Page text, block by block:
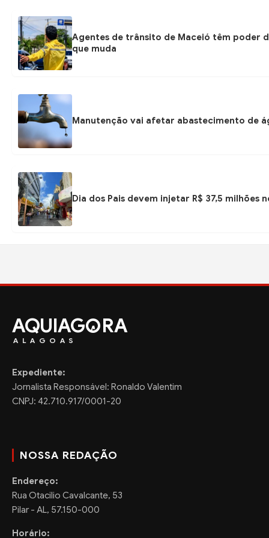
Agentes de trânsito de Maceió têm poder
que muda
Manutenção vai afetar abastecimento de
Dia dos Pais devem injetar R$ 37,5 milhões
AQUIAG RA
ALAGOAS
Expediente:
Jornalista Responsável: Ronaldo Valentim
CNPJ: 42.710.917/0001-20
NOSSA REDAÇÃO
Endereço:
Rua Otacilio Cavalcante, 53
Pilar - AL, 57.150-000
Horário: